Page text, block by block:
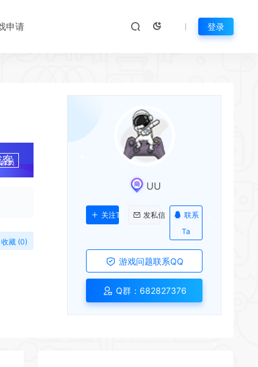
申请 登录
客
员
收藏 (0)
UU
关注Ta 发私信
联系
Ta
游戏问题联系QQ
Q群：682827376
*